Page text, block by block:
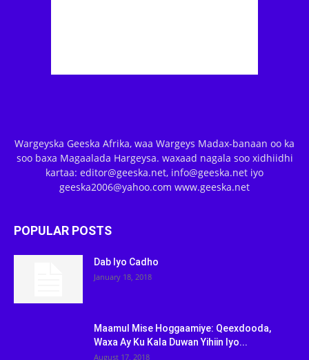
Wargeyska Geeska Afrika, waa Wargeys Madax-banaan oo ka
soo baxa Magaalada Hargeysa. waxaad nagala soo xidhiidhi
kartaa: editor@geeska.net, info@geeska.net iyo
geeska2006@yahoo.com www.geeska.net
POPULAR POSTS
Dab Iyo Cadho
January 18, 2018
Maamul Mise Hoggaamiye: Qeexdooda,
Waxa Ay Ku Kala Duwan Yihiin Iyo...
August 17, 2018